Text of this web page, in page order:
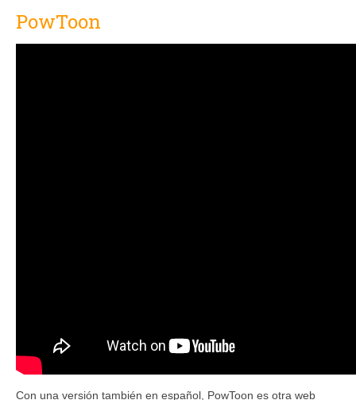
PowToon
Con una versión también en español, PowToon es otra web